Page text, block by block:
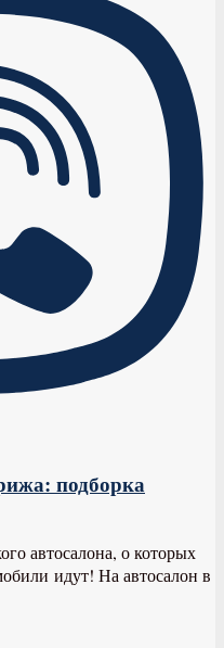
подборка
автосалона, о которых
идут! На автосалон в